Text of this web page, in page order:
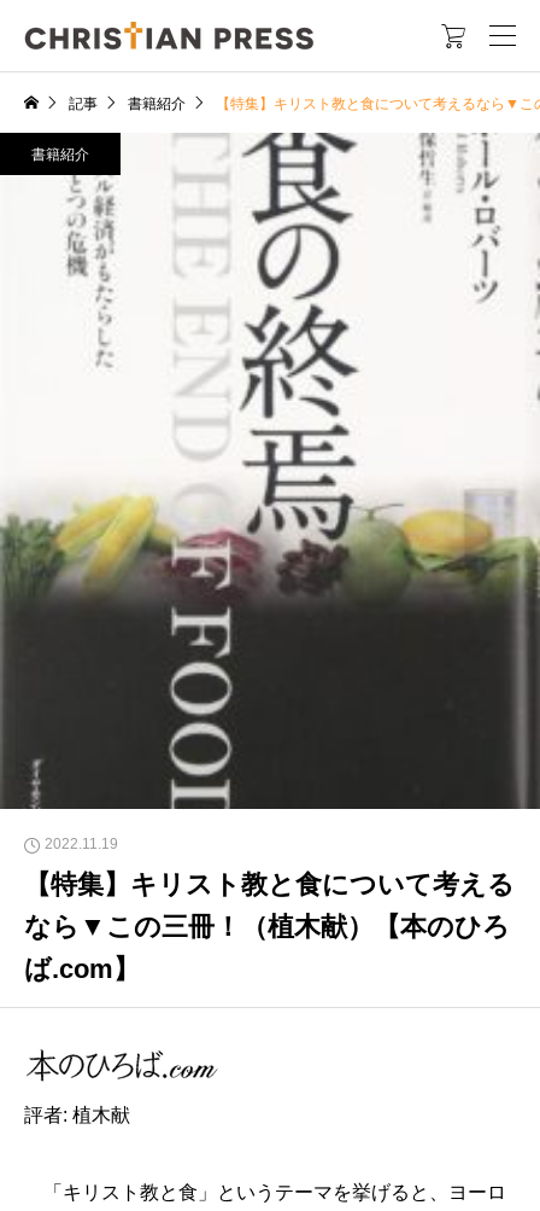

記事 書籍紹介 【特集】キリスト教と食について考えるなら▼
書籍紹介
2022.11.19
【特集】キリスト教と食について考える
なら▼この三冊！（植木献）【本のひろ
ば.com】
評者: 植木献
「キリスト教と食」というテーマを挙げると、ヨーロ